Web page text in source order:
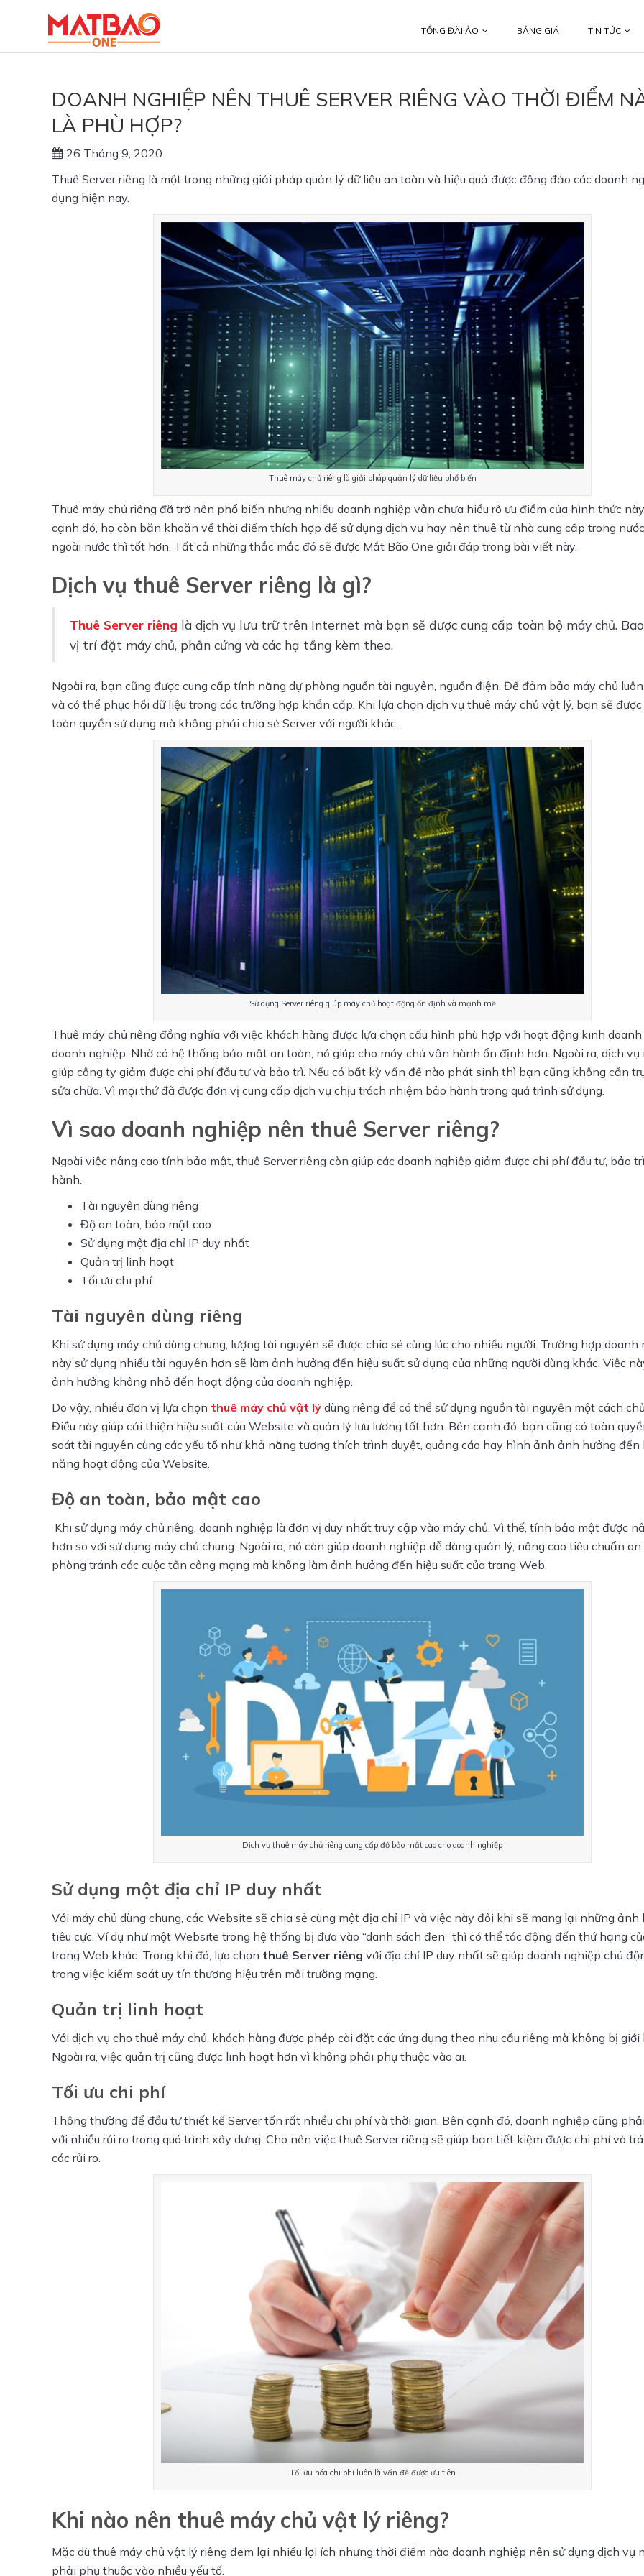
TỔNG ĐÀI ẢO BẢNG GIÁ TIN TỨC
DOANH NGHIỆP NÊN THUÊ SERVER RIÊNG VÀO THỜI ĐIỂM
LÀ PHÙ HỢP?
26 Tháng 9, 2020
Thuê Server riêng là một trong những giải pháp quản lý dữ liệu an toàn và hiệu quả được đông đảo các doanh
dụng hiện nay.
Thuê máy chủ riêng là giải pháp quản lý dữ liệu phổ biến
Thuê máy chủ riêng đã trở nên phổ biến nhưng nhiều doanh nghiệp vẫn chưa hiểu rõ ưu điểm của hình thức
cạnh đó, họ còn băn khoăn về thời điểm thích hợp để sử dụng dịch vụ hay nên thuê từ nhà cung cấp trong
ngoài nước thì tốt hơn. Tất cả những thắc mắc đó sẽ được Mắt Bão One giải đáp trong bài viết này.
Dịch vụ thuê Server riêng là gì?
Thuê Server riêng là dịch vụ lưu trữ trên Internet mà bạn sẽ được cung cấp toàn bộ máy chủ.
vị trí đặt máy chủ, phần cứng và các hạ tầng kèm theo.
Ngoài ra, bạn cũng được cung cấp tính năng dự phòng nguồn tài nguyên, nguồn điện. Để đảm bảo máy chủ
và có thể phục hồi dữ liệu trong các trường hợp khẩn cấp. Khi lựa chọn dịch vụ thuê máy chủ vật lý, bạn sẽ
toàn quyền sử dụng mà không phải chia sẻ Server với người khác.
Sử dụng Server riêng giúp máy chủ hoạt động ổn định và mạnh mẽ
Thuê máy chủ riêng đồng nghĩa với việc khách hàng được lựa chọn cấu hình phù hợp với hoạt động kinh doanh
doanh nghiệp. Nhờ có hệ thống bảo mật an toàn, nó giúp cho máy chủ vận hành ổn định hơn. Ngoài ra, dịch vụ
giúp công ty giảm được chi phí đầu tư và bảo trì. Nếu có bất kỳ vấn đề nào phát sinh thì bạn cũng không cần
sửa chữa. Vì mọi thứ đã được đơn vị cung cấp dịch vụ chịu trách nhiệm bảo hành trong quá trình sử dụng.
Vì sao doanh nghiệp nên thuê Server riêng?
Ngoài việc nâng cao tính bảo mật, thuê Server riêng còn giúp các doanh nghiệp giảm được chi phí đầu tư, bảo
hành.
Tài nguyên dùng riêng
Độ an toàn, bảo mật cao
Sử dụng một địa chỉ IP duy nhất
Quản trị linh hoạt
Tối ưu chi phí
Tài nguyên dùng riêng
Khi sử dụng máy chủ dùng chung, lượng tài nguyên sẽ được chia sẻ cùng lúc cho nhiều người. Trường hợp doanh
này sử dụng nhiều tài nguyên hơn sẽ làm ảnh hưởng đến hiệu suất sử dụng của những người dùng khác. Việc
ảnh hưởng không nhỏ đến hoạt động của doanh nghiệp.
Do vậy, nhiều đơn vị lựa chọn thuê máy chủ vật lý dùng riêng để có thể sử dụng nguồn tài nguyên một cách
Điều này giúp cải thiện hiệu suất của Website và quản lý lưu lượng tốt hơn. Bên cạnh đó, bạn cũng có toàn
soát tài nguyên cùng các yếu tố như khả năng tương thích trình duyệt, quảng cáo hay hình ảnh ảnh hưởng đến
năng hoạt động của Website.
Độ an toàn, bảo mật cao
Khi sử dụng máy chủ riêng, doanh nghiệp là đơn vị duy nhất truy cập vào máy chủ. Vì thế, tính bảo mật được
hơn so với sử dụng máy chủ chung. Ngoài ra, nó còn giúp doanh nghiệp dễ dàng quản lý, nâng cao tiêu chuẩn
phòng tránh các cuộc tấn công mạng mà không làm ảnh hưởng đến hiệu suất của trang Web.
Dịch vụ thuê máy chủ riêng cung cấp độ bảo mật cao cho doanh nghiệp
Sử dụng một địa chỉ IP duy nhất
Với máy chủ dùng chung, các Website sẽ chia sẻ cùng một địa chỉ IP và việc này đôi khi sẽ mang lại những ảnh
tiêu cực. Ví dụ như một Website trong hệ thống bị đưa vào “danh sách đen” thì có thể tác động đến thứ hạng
trang Web khác. Trong khi đó, lựa chọn thuê Server riêng với địa chỉ IP duy nhất sẽ giúp doanh nghiệp chủ
trong việc kiểm soát uy tín thương hiệu trên môi trường mạng.
Quản trị linh hoạt
Với dịch vụ cho thuê máy chủ, khách hàng được phép cài đặt các ứng dụng theo nhu cầu riêng mà không bị giới
Ngoài ra, việc quản trị cũng được linh hoạt hơn vì không phải phụ thuộc vào ai.
Tối ưu chi phí
Thông thường để đầu tư thiết kế Server tốn rất nhiều chi phí và thời gian. Bên cạnh đó, doanh nghiệp cũng
với nhiều rủi ro trong quá trình xây dựng. Cho nên việc thuê Server riêng sẽ giúp bạn tiết kiệm được chi phí và
các rủi ro.
Tối ưu hóa chi phí luôn là vấn đề được ưu tiên
Khi nào nên thuê máy chủ vật lý riêng?
Mặc dù thuê máy chủ vật lý riêng đem lại nhiều lợi ích nhưng thời điểm nào doanh nghiệp nên sử dụng dịch vụ
phải phụ thuộc vào nhiều yếu tố.